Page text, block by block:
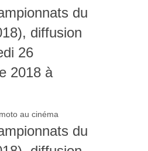
du
diffusion
26
2018 à
du